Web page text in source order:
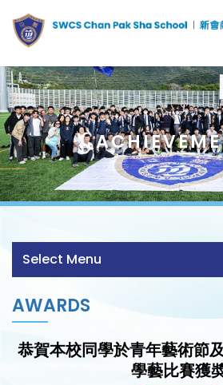
Select Menu
AWARDS
恭賀本校同學於青年藝術節
學藝比賽獲